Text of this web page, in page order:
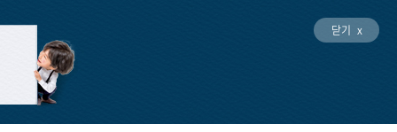
닫기 x